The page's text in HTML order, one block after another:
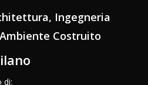
Ingegneria
Costruito
di: